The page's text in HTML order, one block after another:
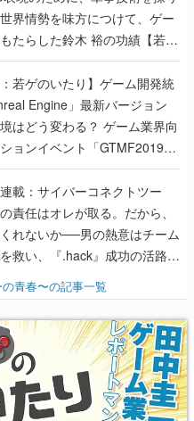
界情勢を味方につけて、ゲー
たらした鈴木 裕の功績【若ゲ
：若ゲのいたり】ゲーム開発統
Engine」最新バージョン
はどう変わる？ ゲーム業界向
ョンイベント「GTMF2019」
り理解を深めよう【PR】
連載：サイバーコネクトツー
責任はオレが取る。だから、
れないか──男の熱意はチーム
救い、『.hack』成功の活路を
の快男児・松山 洋に流れる血は
プ』色だった【若ゲのいた
青春〜の記事一覧